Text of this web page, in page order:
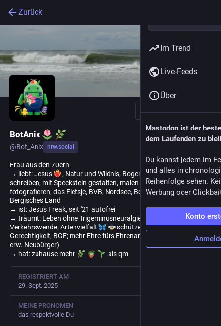
Zurück
Folgen
BotAnix
@Bot_Anix nrw.social
Frau aus den 70ern
→ liebt: Jesus
, Natur und Wildnis, Bogenschießen, lesen,
schreiben, mit Speckstein gestalten, malen
(Acryl),
fotografieren, das Fietsje, BVB, Nordsee, Borkum, Walcheren,
Bergisches Land
→ ist: Jesus Freak, seit '21 autofrei
→ träumt: Leben ohne Trigeminusneuralgie; Öffis für umme &
Verkehrswende; Artenvielfalt
schützen!; soziale
Gerechtigkeit, BGE; mehr Ehre fürs Ehrenamt! (meins: Deutsch für
erw. Neubürger)
→ hat: zuhause mehr
als qm
REGISTRIERT AM
29. Sept. 2025
MEINE PRONOMEN
das respektvolle Du
Im Trend
Live-Feeds
Über
Mastodon ist der
dem Laufenden zu
Du kannst jedem im
und alles in
Reihenfolge sehen.
Werbung oder
Konto